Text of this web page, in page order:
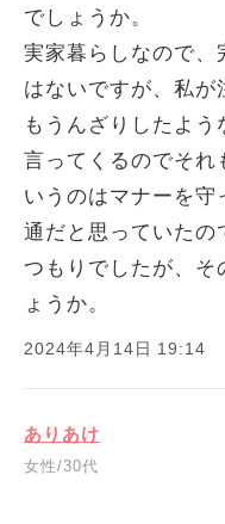
でしょうか。
実家暮らしなので、
はないですが、私が
もうんざりしたよ
言ってくるのでそれ
いうのはマナーを守
通だと思っていたの
つもりでしたが、そ
ょうか。
2024年4月14日 19:14
ありあけ
女性/30代